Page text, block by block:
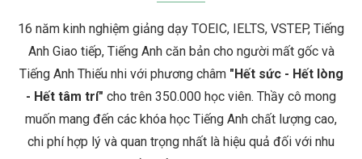
16 năm kinh nghiệm giảng dạy TOEIC, IELTS, VSTEP, Tiếng
Anh Giao tiếp, Tiếng Anh căn bản cho người mất gốc và
Tiếng Anh Thiếu nhi với phương châm "Hết sức - Hết lòng
- Hết tâm trí" cho trên 350.000 học viên. Thầy cô mong
muốn mang đến các khóa học Tiếng Anh chất lượng cao,
chi phí hợp lý và quan trọng nhất là hiệu quả đối với nhu